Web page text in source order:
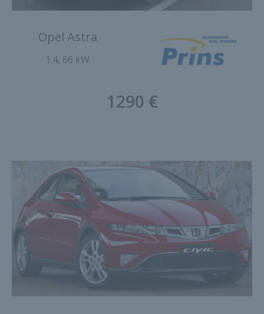
Opel Astra
1.4, 66 kW
1290 €